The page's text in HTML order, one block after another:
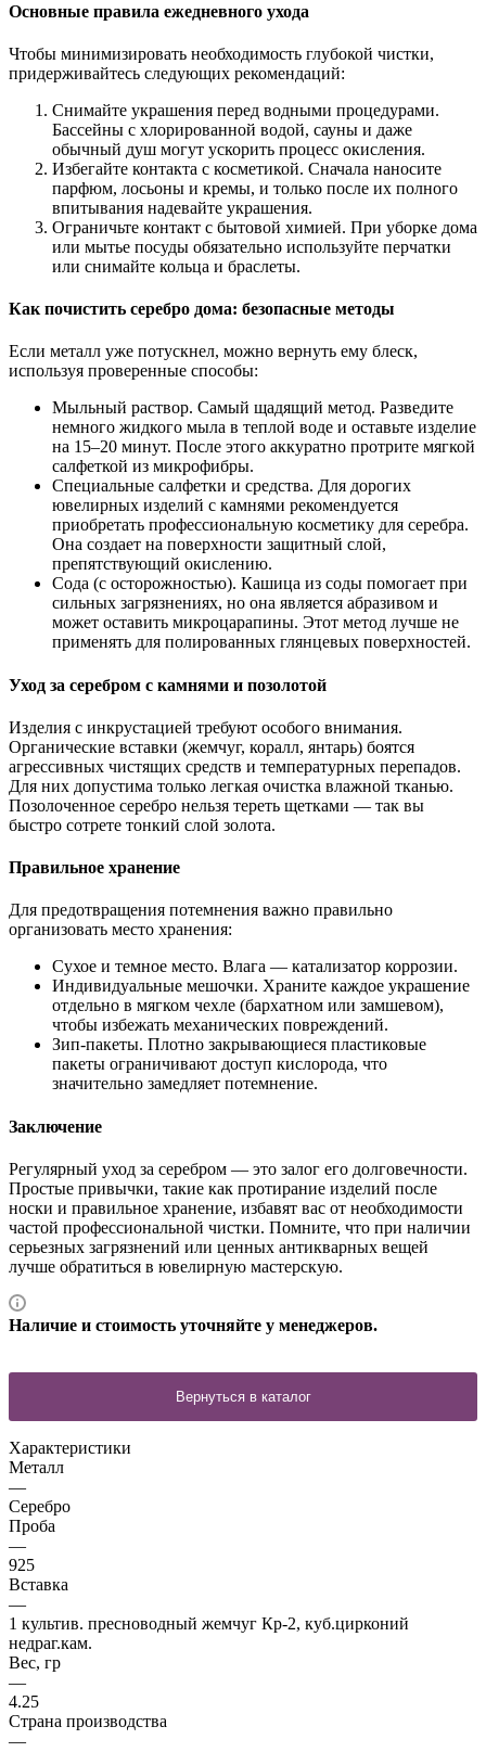
Основные правила ежедневного ухода
Чтобы минимизировать необходимость глубокой чистки,
придерживайтесь следующих рекомендаций:
Снимайте украшения перед водными процедурами.
Бассейны с хлорированной водой, сауны и даже
обычный душ могут ускорить процесс окисления.
Избегайте контакта с косметикой. Сначала наносите
парфюм, лосьоны и кремы, и только после их полного
впитывания надевайте украшения.
Ограничьте контакт с бытовой химией. При уборке дома
или мытье посуды обязательно используйте перчатки
или снимайте кольца и браслеты.
Как почистить серебро дома: безопасные методы
Если металл уже потускнел, можно вернуть ему блеск,
используя проверенные способы:
Мыльный раствор. Самый щадящий метод. Разведите
немного жидкого мыла в теплой воде и оставьте изделие
на 15–20 минут. После этого аккуратно протрите мягкой
салфеткой из микрофибры.
Специальные салфетки и средства. Для дорогих
ювелирных изделий с камнями рекомендуется
приобретать профессиональную косметику для серебра.
Она создает на поверхности защитный слой,
препятствующий окислению.
Сода (с осторожностью). Кашица из соды помогает при
сильных загрязнениях, но она является абразивом и
может оставить микроцарапины. Этот метод лучше не
применять для полированных глянцевых поверхностей.
Уход за серебром с камнями и позолотой
Изделия с инкрустацией требуют особого внимания.
Органические вставки (жемчуг, коралл, янтарь) боятся
агрессивных чистящих средств и температурных перепадов.
Для них допустима только легкая очистка влажной тканью.
Позолоченное серебро нельзя тереть щетками — так вы
быстро сотрете тонкий слой золота.
Правильное хранение
Для предотвращения потемнения важно правильно
организовать место хранения:
Сухое и темное место. Влага — катализатор коррозии.
Индивидуальные мешочки. Храните каждое украшение
отдельно в мягком чехле (бархатном или замшевом),
чтобы избежать механических повреждений.
Зип-пакеты. Плотно закрывающиеся пластиковые
пакеты ограничивают доступ кислорода, что
значительно замедляет потемнение.
Заключение
Регулярный уход за серебром — это залог его долговечности.
Простые привычки, такие как протирание изделий после
носки и правильное хранение, избавят вас от необходимости
частой профессиональной чистки. Помните, что при наличии
серьезных загрязнений или ценных антикварных вещей
лучше обратиться в ювелирную мастерскую.
Наличие и стоимость уточняйте у менеджеров.
Характеристики
Металл
—
Серебро
Проба
—
925
Вставка
—
1 культив. пресноводный жемчуг Кр-2, куб.цирконий
недраг.кам.
Вес, гр
—
4.25
Страна производства
—